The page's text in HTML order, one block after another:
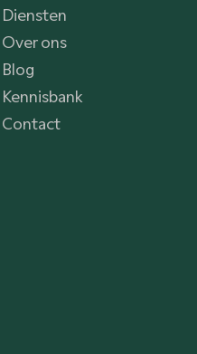
Diensten
Over ons
Blog
Kennisbank
Contact